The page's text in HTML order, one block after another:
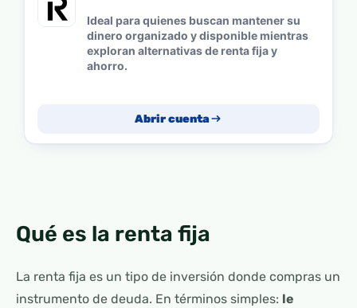
Ideal para quienes buscan mantener su
dinero organizado y disponible mientras
exploran alternativas de renta fija y
ahorro.
Abrir cuenta
Qué es la renta fija
La renta fija es un tipo de inversión donde compras un
instrumento de deuda. En términos simples: le